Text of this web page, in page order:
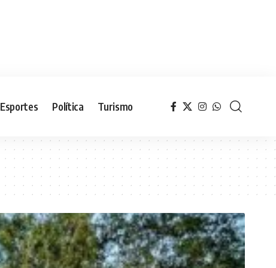
Esportes Política Turismo